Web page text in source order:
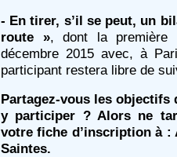
- En tirer, s’il se peut, un
route », dont la première
décembre 2015 avec, à
participant restera libre de
Partagez-vous les objectifs
y participer ? Alors ne
votre fiche d’inscription à :
Saintes.